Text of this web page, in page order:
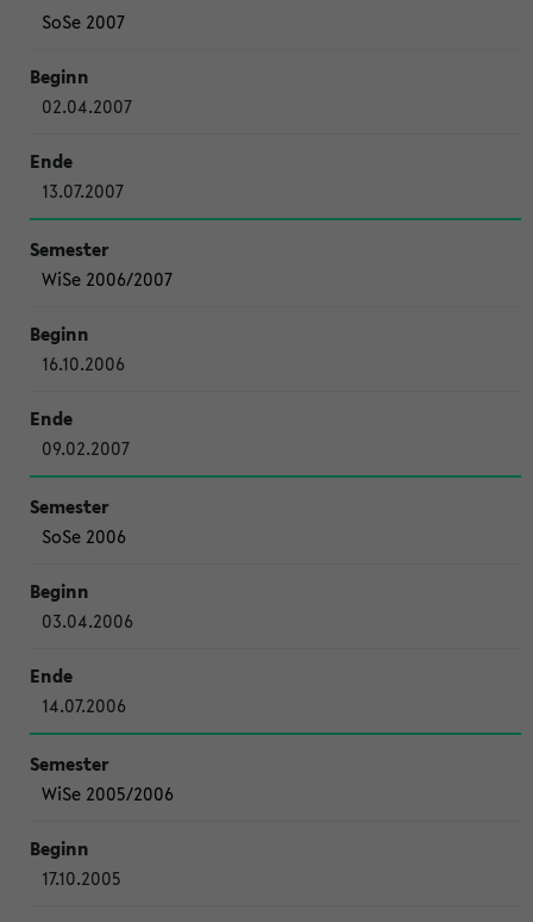
SoSe 2007
02.04.2007
13.07.2007
WiSe 2006/2007
16.10.2006
09.02.2007
SoSe 2006
03.04.2006
14.07.2006
WiSe 2005/2006
17.10.2005